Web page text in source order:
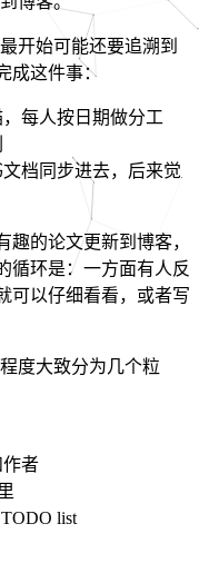
开始可能还要追溯到
成这件事：
每人按日期做分工
档同步进去，后来觉
趣的论文更新到博客，
循环是：一方面有人反
可以仔细看看，或者写
度大致分为几个粒
作者
list